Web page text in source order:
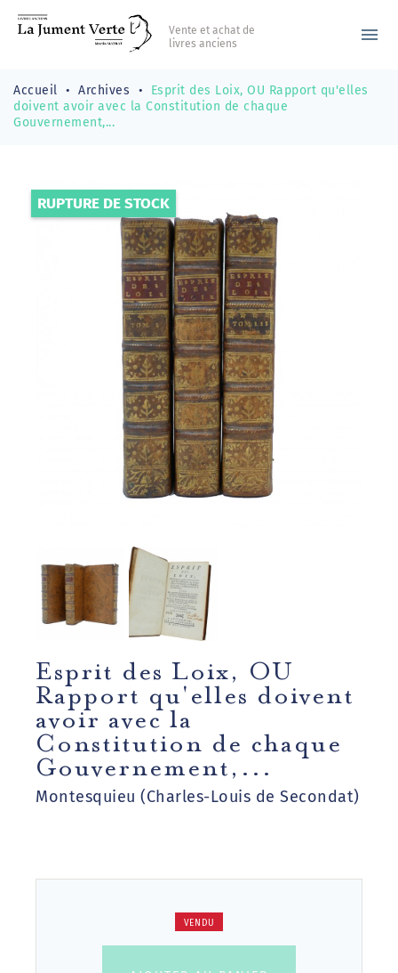
Vente et achat de
livres anciens
menu
Accueil Archives
Esprit des Loix, OU Rapport qu'elles
doivent avoir avec la Constitution de chaque
Gouvernement,...
RUPTURE DE STOCK
Esprit des Loix, OU
Rapport qu'elles doivent
avoir avec la
Constitution de chaque
Gouvernement,...
Montesquieu (Charles-Louis de Secondat)
VENDU